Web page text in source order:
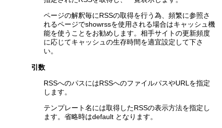
ページの解釈毎にRSSの取得を行う為、頻繁に参照さ
れるページでshowrssを使用される場合はキャッシュ機
能を使うことをお勧めします。相手サイトの更新頻度
に応じてキャッシュの生存時間を適宜設定して下さ
い。
引数
RSSへのパスにはRSSへのファイルパスやURLを指定
します。
テンプレート名には取得したRSSの表示方法を指定し
ます。省略時はdefault となります。